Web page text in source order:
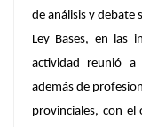
de análisis y debate
Ley Bases, en las
actividad reunió a
además de
provinciales, con